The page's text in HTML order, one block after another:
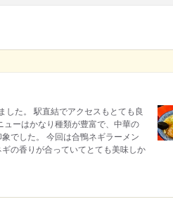
した。 駅直結でアクセスもとても良
ューはかなり種類が豊富で、中華の
でした。 今回は合鴨ネギラーメン
の香りが合っていてとても美味しか